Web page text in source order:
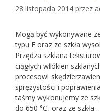
28 listopada 2014 przez
Mogą być wykonywane
typu E oraz ze szkła
Przędza szklana
ciągłych włókien
procesowi
sprężystości i
taśmy wykonujemy ze
do 650 °C, oraz ze szkła